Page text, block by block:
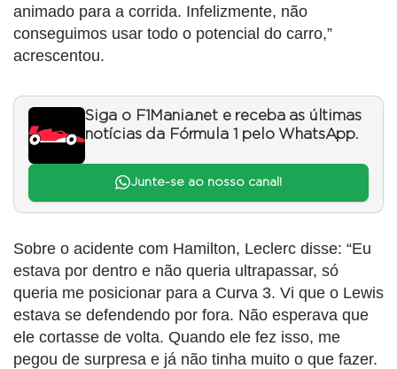
animado para a corrida. Infelizmente, não
conseguimos usar todo o potencial do carro,”
acrescentou.
Siga o F1Mania.net e receba as últimas
notícias da Fórmula 1 pelo WhatsApp.
Junte-se ao nosso canal!
Sobre o acidente com Hamilton, Leclerc disse: “Eu
estava por dentro e não queria ultrapassar, só
queria me posicionar para a Curva 3. Vi que o Lewis
estava se defendendo por fora. Não esperava que
ele cortasse de volta. Quando ele fez isso, me
pegou de surpresa e já não tinha muito o que fazer.